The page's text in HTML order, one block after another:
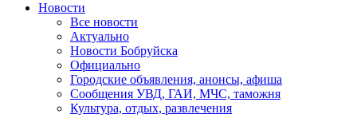
Новости
Все новости
Актуально
Новости Бобруйска
Официально
Городские объявления, анонсы, афиша
Сообщения УВД, ГАИ, МЧС, таможня
Культура, отдых, развлечения